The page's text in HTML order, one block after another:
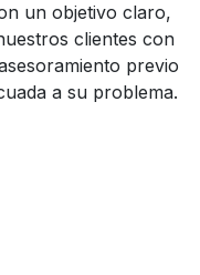
un objetivo claro,
clientes con
previo
a su problema.